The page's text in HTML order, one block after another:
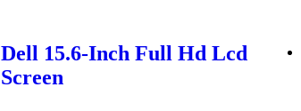
Dell 15.6-Inch Full Hd Lcd
Screen